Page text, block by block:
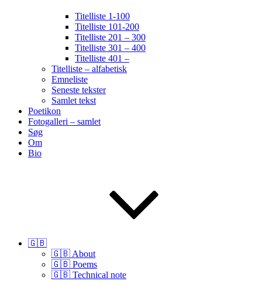
Titelliste 1-100
Titelliste 101-200
Titelliste 201 – 300
Titelliste 301 – 400
Titelliste 401 –
Titelliste – alfabetisk
Emneliste
Seneste tekster
Samlet tekst
Poetikon
Fotogalleri – samlet
Søg
Om
Bio
🇬🇧
🇬🇧 About
🇬🇧 Poems
🇬🇧 Technical note